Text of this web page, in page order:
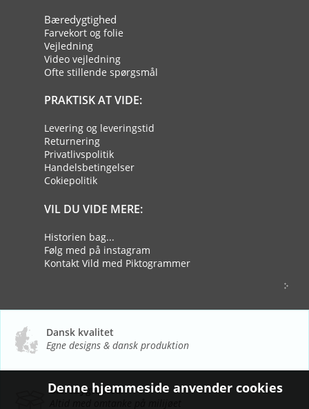
Bæredygtighed
Farvekort og folie
Vejledning
Video vejledning
Ofte stillende spørgsmål
PRAKTISK AT VIDE:
Levering og leveringstid
Returnering
Privatlivspolitik
Handelsbetingelser
Cokiepolitik
VIL DU VIDE MERE:
Historien bag...
Følg med på instagram
Kontakt Vild med Piktogrammer
Dansk kvalitet
Egne designs & dansk produktion
Bæredygtighed
Denne hjemmeside anvender cookies